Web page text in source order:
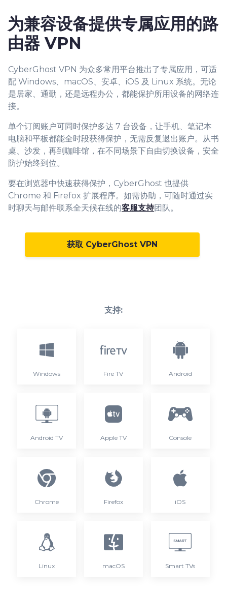
9
为兼容设备提供专属应用的路
由器 VPN
CyberGhost VPN 为众多常用平台推出了专属应用，可适
配 Windows、macOS、安卓、iOS 及 Linux 系统。无论
是居家、通勤，还是远程办公，都能保护所用设备的网络连
接。
单个订阅账户可同时保护多达 7 台设备，让手机、笔记本
电脑和平板都能全时段获得保护，无需反复退出账户。从书
桌、沙发，再到咖啡馆，在不同场景下自由切换设备，安全
防护始终到位。
要在浏览器中快速获得保护，CyberGhost 也提供
Chrome 和 Firefox 扩展程序。如需协助，可随时通过实
时聊天与邮件联系全天候在线的客服支持团队。
获取 CyberGhost VPN
支持:
Windows Fire TV Android
Android TV Apple TV Console
Chrome Firefox iOS
Linux macOS Smart TVs